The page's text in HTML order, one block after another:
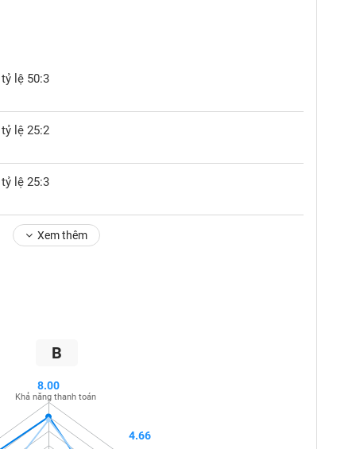
lệ 50:3
lệ 25:2
lệ 25:3
Xem thêm
B
8.00
Khả năng thanh toán
4.66